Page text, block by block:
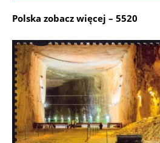
Polska zobacz więcej – 5520